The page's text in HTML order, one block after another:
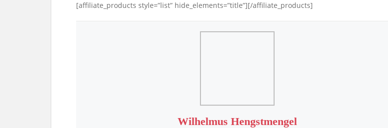
[affiliate_products style=”list” hide_elements=”title”][/affiliate_products]
Wilhelmus Hengstmengel